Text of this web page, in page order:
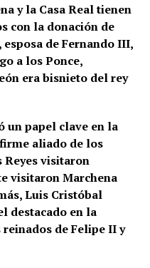
y la Casa Real tienen
con la donación de
de Fernando III,
a los Ponce,
era bisnieto del rey
un papel clave en la
aliado de los
Reyes visitaron
visitaron Marchena
Luis Cristóbal
destacado en la
de Felipe II y